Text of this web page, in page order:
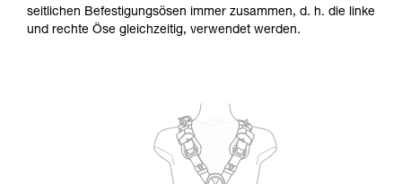
seitlichen Befestigungsösen immer zusammen, d. h. die linke
und rechte Öse gleichzeitig, verwendet werden.